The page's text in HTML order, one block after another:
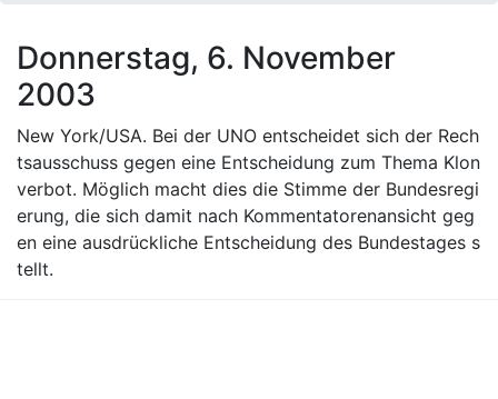
Donnerstag, 6. November
2003
New York/USA. Bei der UNO entscheidet sich der Rech
tsausschuss gegen eine Entscheidung zum Thema Klon
verbot. Möglich macht dies die Stimme der Bundesregi
erung, die sich damit nach Kommentatorenansicht geg
en eine ausdrückliche Entscheidung des Bundestages s
tellt.